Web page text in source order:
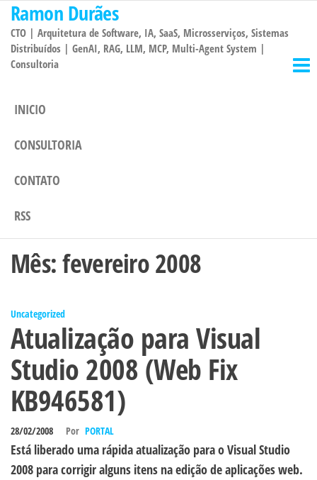
Pular
para
conteúdo
Ramon Durães
CTO | Arquitetura de Software, IA, SaaS, Microsserviços, Sistemas
Distribuídos | GenAI, RAG, LLM, MCP, Multi-Agent System |
Consultoria
INICIO
CONSULTORIA
CONTATO
RSS
Mês:fevereiro 2008
Uncategorized
Atualização para Visual
Studio 2008 (Web Fix
KB946581)
28/02/2008 Por PORTAL
Está liberado uma rápida atualização para o Visual Studio
2008 para corrigir alguns itens na edição de aplicações web.